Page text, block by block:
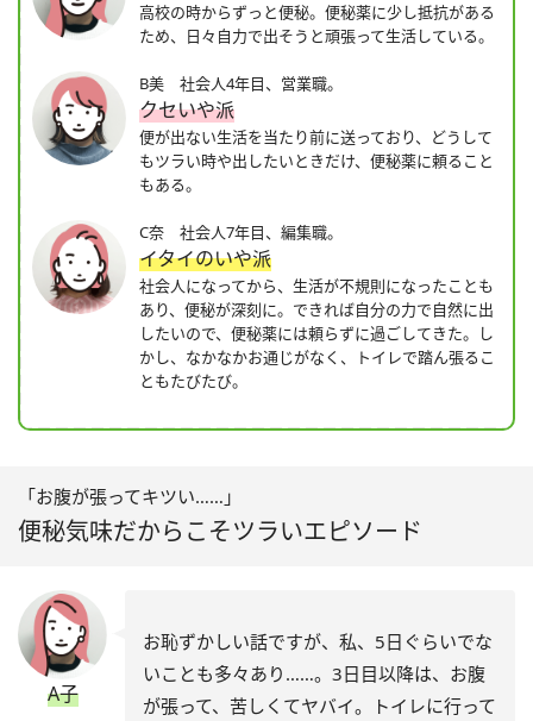
高校の時からずっと便秘。便秘薬に少し抵抗がある
ため、日々自力で出そうと頑張って生活している。
B美 社会人4年目、営業職。
クセいや派
便が出ない生活を当たり前に送っており、どうして
もツラい時や出したいときだけ、便秘薬に頼ること
もある。
C奈 社会人7年目、編集職。
イタイのいや派
社会人になってから、生活が不規則になったことも
あり、便秘が深刻に。できれば自分の力で自然に出
したいので、便秘薬には頼らずに過ごしてきた。し
かし、なかなかお通じがなく、トイレで踏ん張るこ
ともたびたび。
「お腹が張ってキツい……」
便秘気味だからこそツラいエピソード
A子
お恥ずかしい話ですが、私、5日ぐらいでな
いことも多々あり……。3日目以降は、お腹
が張って、苦しくてヤバイ。トイレに行って